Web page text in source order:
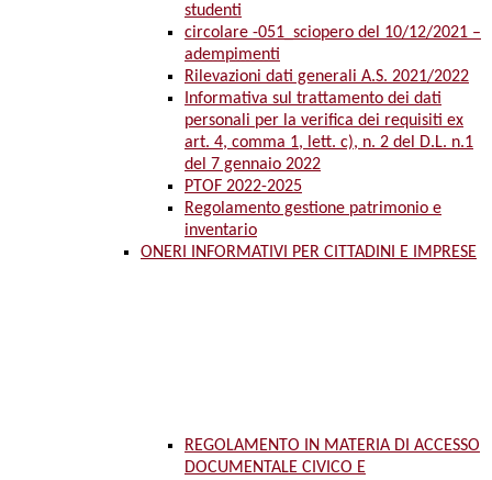
studenti
circolare -051_sciopero del 10/12/2021 –
adempimenti
Rilevazioni dati generali A.S. 2021/2022
Informativa sul trattamento dei dati
personali per la verifica dei requisiti ex
art. 4, comma 1, lett. c), n. 2 del D.L. n.1
del 7 gennaio 2022
PTOF 2022-2025
Regolamento gestione patrimonio e
inventario
ONERI INFORMATIVI PER CITTADINI E IMPRESE
REGOLAMENTO IN MATERIA DI ACCESSO
DOCUMENTALE CIVICO E